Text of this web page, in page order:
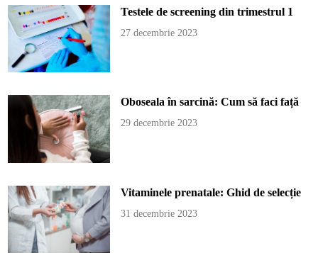
Testele de screening din trimestrul 1
27 decembrie 2023
Oboseala în sarcină: Cum să faci față
29 decembrie 2023
Vitaminele prenatale: Ghid de selecție
31 decembrie 2023